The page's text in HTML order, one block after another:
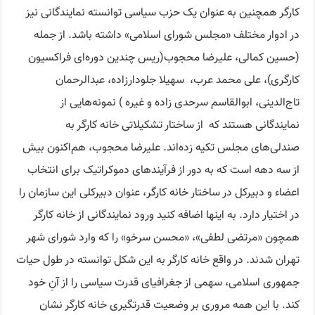
کارگر همچنین به عنوان یک حزب سیاسی توانسته نمایندگانی نیز
در ادوار مختلف «مجلس شورای اسلامی» داشته باشد. از جمله
(حسین کمالی، علیرضا محجوب(ریس چندین دوره‌ای فراکسیون
کارگری)، علی محمد عرب، سهیلا جلودارزاده، عبدالرحمان
تاج‌الدینی، ابوالقاسم سرحدی زاده و غیره ) نمونه‌هایی از
نمایندگانی هستند که از ساختار تشکیلاتی خانه کارگر به
صندلی‌های مجلس تکیه زده‌اند. علیرضا محجوب، هم‌اکنون بیش
از سه دهه است که به دور از فرآیندهای دموکراتیک برای انتخاب
اعضاء و دبیرکل در ساختار خانه کارگر، عنوان دبیرکلی این سازمان را
در اختیار دارد. به اینها اضافه کنید ورود نمایندگانی از خانه کارگر
همچون «مرتضی لطفی»، «محسن سرخو» را که وارد شورای شهر
تهران شدند. در واقع خانه کارگر به این شکل توانسته در طول حیات
جمهوری اسلامی، سهمی از جغرافیای قدرت سیاسی را از آنِ خود
کند. با این همه مروری بر وضعیت قدرتگیری خانه کارگر نشان